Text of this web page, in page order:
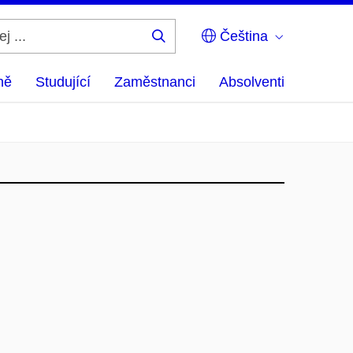
Čeština
Studující Zaměstnanci Absolventi